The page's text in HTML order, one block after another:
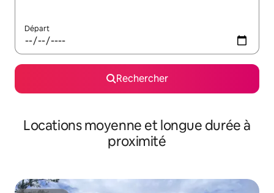
Départ
Rechercher
Locations moyenne et longue durée à
proximité